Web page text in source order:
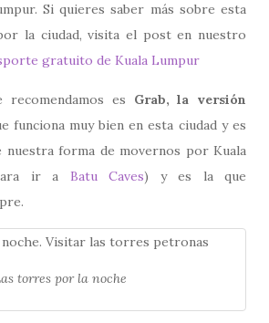
Si quieres saber más sobre esta
la ciudad, visita el post en nuestro
gratuito de Kuala Lumpur
es Grab, la versión
funciona muy bien en esta ciudad y es
nuestra forma de movernos por Kuala
ir a Batu Caves) y es la que
torres por la noche